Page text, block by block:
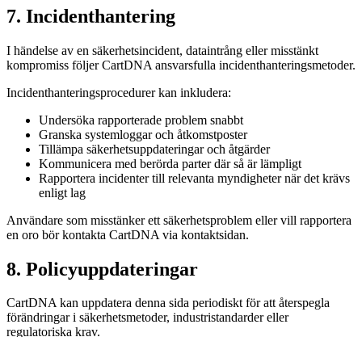
7. Incidenthantering
I händelse av en säkerhetsincident, dataintrång eller misstänkt
kompromiss följer CartDNA ansvarsfulla incidenthanteringsmetoder.
Incidenthanteringsprocedurer kan inkludera:
Undersöka rapporterade problem snabbt
Granska systemloggar och åtkomstposter
Tillämpa säkerhetsuppdateringar och åtgärder
Kommunicera med berörda parter där så är lämpligt
Rapportera incidenter till relevanta myndigheter när det krävs
enligt lag
Användare som misstänker ett säkerhetsproblem eller vill rapportera
en oro bör kontakta CartDNA via kontaktsidan.
8. Policyuppdateringar
CartDNA kan uppdatera denna sida periodiskt för att återspegla
förändringar i säkerhetsmetoder, industristandarder eller
regulatoriska krav.